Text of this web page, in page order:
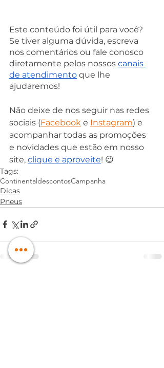
Este conteúdo foi útil para você?
Se tiver alguma dúvida, escreva
nos comentários ou fale conosco
diretamente pelos nossos canais
de atendimento que lhe
ajudaremos!
Não deixe de nos seguir nas redes
sociais (Facebook e Instagram) e
acompanhar todas as promoções
e novidades que estão em nosso
site, clique e aproveite! 😉
Tags:
ContinentaldescontosCampanha
Dicas
Pneus